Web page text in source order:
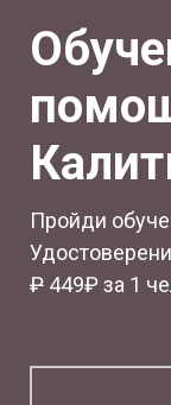
Пройди
₽ 449₽ за 1